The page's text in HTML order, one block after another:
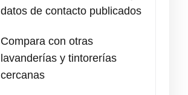
datos de contacto publicados
Compara con otras
lavanderías y tintorerías
cercanas